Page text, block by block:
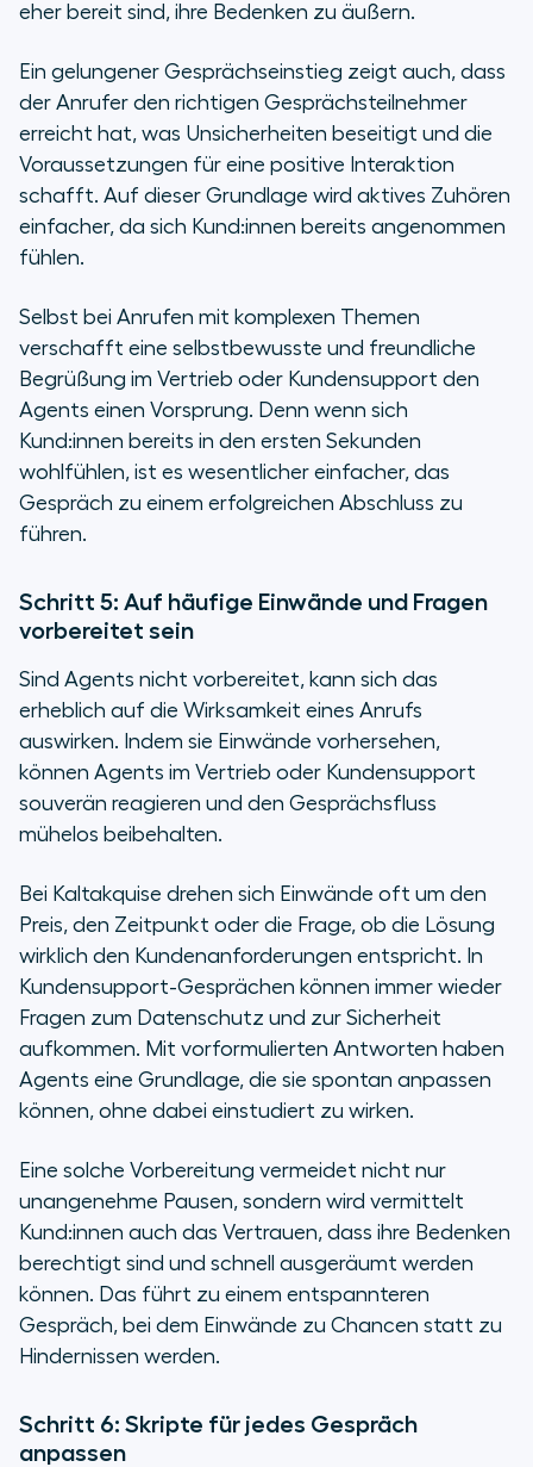
eher bereit sind, ihre Bedenken zu äußern.
Ein gelungener Gesprächseinstieg zeigt auch, dass
der Anrufer den richtigen Gesprächsteilnehmer
erreicht hat, was Unsicherheiten beseitigt und die
Voraussetzungen für eine positive Interaktion
schafft. Auf dieser Grundlage wird aktives Zuhören
einfacher, da sich Kund:innen bereits angenommen
fühlen.
Selbst bei Anrufen mit komplexen Themen
verschafft eine selbstbewusste und freundliche
Begrüßung im Vertrieb oder Kundensupport den
Agents einen Vorsprung. Denn wenn sich
Kund:innen bereits in den ersten Sekunden
wohlfühlen, ist es wesentlicher einfacher, das
Gespräch zu einem erfolgreichen Abschluss zu
führen.
Schritt 5: Auf häufige Einwände und Fragen
vorbereitet sein
Sind Agents nicht vorbereitet, kann sich das
erheblich auf die Wirksamkeit eines Anrufs
auswirken. Indem sie Einwände vorhersehen,
können Agents im Vertrieb oder Kundensupport
souverän reagieren und den Gesprächsfluss
mühelos beibehalten.
Bei Kaltakquise drehen sich Einwände oft um den
Preis, den Zeitpunkt oder die Frage, ob die Lösung
wirklich den Kundenanforderungen entspricht. In
Kundensupport-Gesprächen können immer wieder
Fragen zum Datenschutz und zur Sicherheit
aufkommen. Mit vorformulierten Antworten haben
Agents eine Grundlage, die sie spontan anpassen
können, ohne dabei einstudiert zu wirken.
Eine solche Vorbereitung vermeidet nicht nur
unangenehme Pausen, sondern wird vermittelt
Kund:innen auch das Vertrauen, dass ihre Bedenken
berechtigt sind und schnell ausgeräumt werden
können. Das führt zu einem entspannteren
Gespräch, bei dem Einwände zu Chancen statt zu
Hindernissen werden.
Schritt 6: Skripte für jedes Gespräch
anpassen